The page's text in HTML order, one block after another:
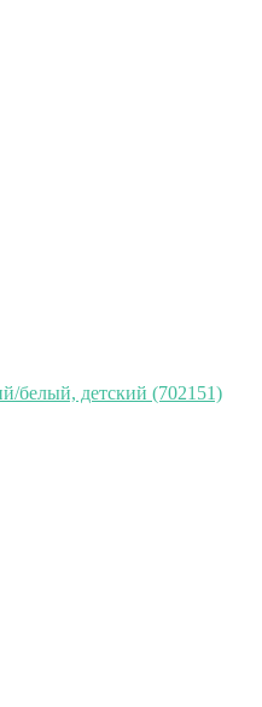
белый, детский (702151)